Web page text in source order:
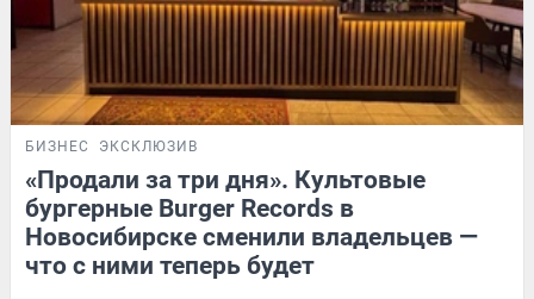
БИЗНЕС ЭКСКЛЮЗИВ
«Продали за три дня». Культовые
бургерные Burger Records в
Новосибирске сменили владельцев —
что с ними теперь будет